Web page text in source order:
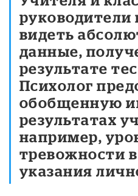
руководители
видеть
данные,
результате
Психолог
обобщенную
результатах
например,
тревожности в
указания